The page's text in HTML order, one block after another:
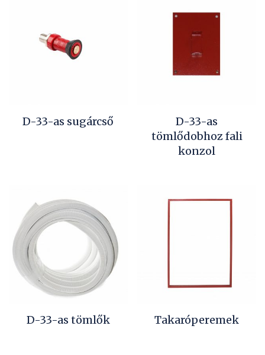
D-33-as sugárcső
D-33-as
tömlődobhoz fali
konzol
D-33-as tömlők Takaróperemek